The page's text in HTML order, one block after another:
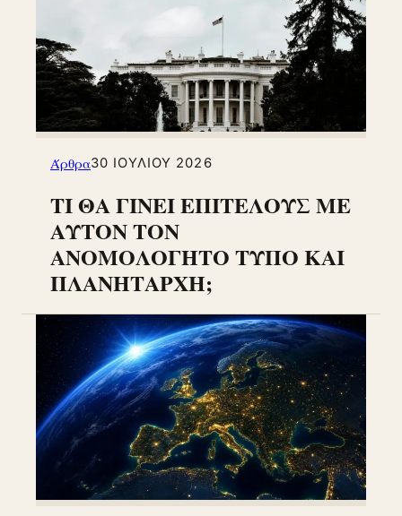
Άρθρα30 ΙΟΥΛΊΟΥ 2026
ΤΙ ΘΑ ΓΙΝΕΙ ΕΠΙΤΕΛΟΥΣ ΜΕ
ΑΥΤΟΝ ΤΟΝ
ΑΝΟΜΟΛΟΓΗΤΟ ΤΥΠΟ ΚΑΙ
ΠΛΑΝΗΤΑΡΧΗ;